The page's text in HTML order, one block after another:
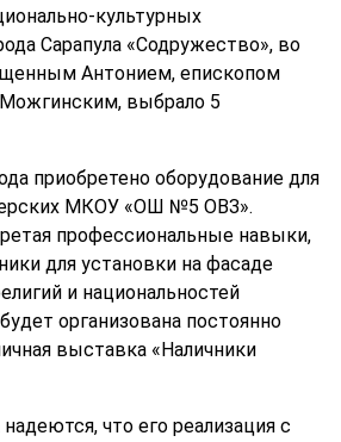
культурных
Сарапула «Содружество», во
Антонием, епископом
выбрало 5
приобретено оборудование для
МКОУ «ОШ №5 ОВЗ».
профессиональные навыки,
для установки на фасаде
и национальностей
организована постоянно
выставка «Наличники
что его реализация с